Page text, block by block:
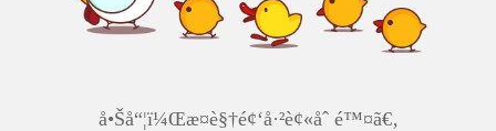
å•Šå“¦ï¼Œæ­¤è§†é¢‘å·²è¢«åˆ é™¤ã€‚